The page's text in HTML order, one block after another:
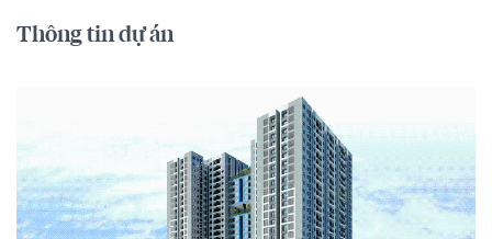
Thông tin dự án